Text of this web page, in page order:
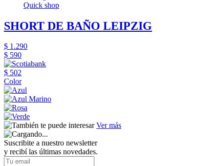
Quick shop
SHORT DE BAÑO LEIPZIG
$ 1.290
$ 590
$ 502
Color
Ver más
Suscribite a nuestro newsletter
y recibí las últimas novedades.